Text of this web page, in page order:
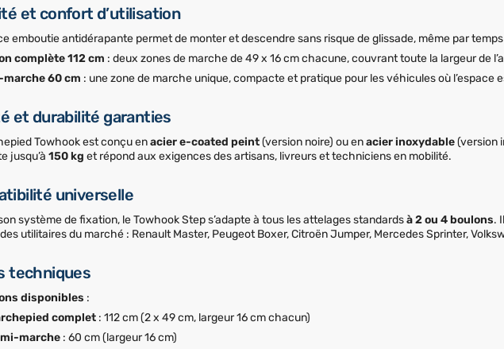
et confort d’utilisation
emboutie antidérapante permet de monter et descendre sans risque de glissade, même par
complète 112 cm : deux zones de marche de 49 x 16 cm chacune, couvrant toute la largeur de
marche 60 cm : une zone de marche unique, compacte et pratique pour les véhicules où l’espace
et durabilité garanties
Towhook est conçu enacier e-coated peint(version noire) ou enacier inoxydable(version
jusqu’à 150 kg et répond aux exigences des artisans, livreurs et techniciens en mobilité.
universelle
système de fixation, le Towhook Step s’adapte à tous les attelages standardsà 2 ou 4 boulons.
utilitaires du marché : Renault Master, Peugeot Boxer, Citroën Jumper, Mercedes Sprinter,
techniques
disponibles :
complet : 112 cm (2 x 49 cm, largeur 16 cm chacun)
marche : 60 cm (largeur 16 cm)